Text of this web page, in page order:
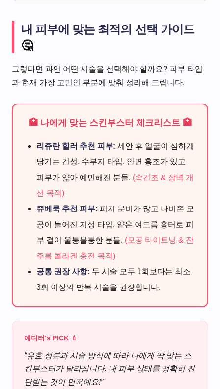
내 피부에 맞는 최적의 선택 가이드
🤔
그렇다면 과연 어떤 시술을 선택해야 할까요? 피부 타입
과 현재 가장 고민인 부분에 맞춰 정리해 드립니다.
🏥 나에게 맞는 스킨부스터 체크리스트 🏥
리쥬란 힐러 추천 피부: 세안 후 얼굴이 심하게
당기는 건성, 수부지 타입. 안면 홍조가 있고
피부가 얇아 예민해진 분들. (속건조 & 장벽 개
선 목적)
쥬베룩 추천 피부: 피지 분비가 많고 나비존 모
공이 늘어진 지성 타입. 얕은 여드름 흉터로 피
부 결이 울퉁불퉁한 분들. (모공 타이트닝 & 잔
주름 콜라겐 충전 목적)
공통 권장 사항: 두 시술 모두 1회보다는 최소
3회 이상의 반복 시술을 권장합니다.
에디터’s PICK 💄
“유효 성분과 시술 방식에 따라 나에게 딱 맞는 스
킨부스터가 달라집니다. 내 피부 상태를 정확히 진
단받는 것이 먼저예요!”